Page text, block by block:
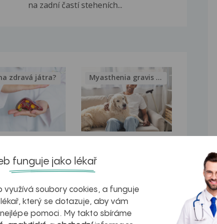
na zadní častí steheních...
v datech a
zdravá játra?
léčba
myastenie –
naděje pro ty,
Myasthenia gravis – vše, co...
funguje jako lékař
využívá soubory cookies, a funguje
který se dotazuje, aby vám
pomoci. My takto sbíráme